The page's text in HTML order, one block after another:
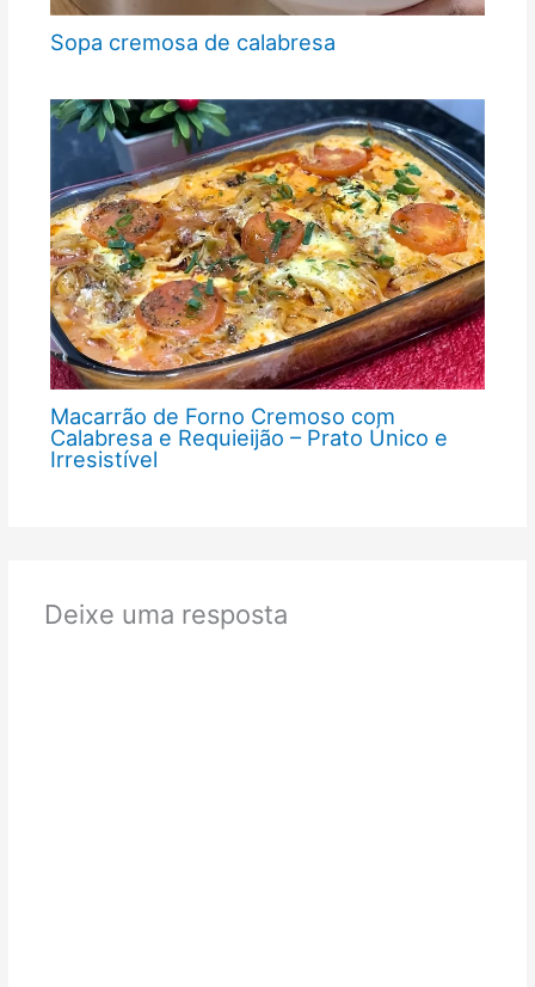
Sopa cremosa de calabresa
Macarrão de Forno Cremoso com
Calabresa e Requieijão – Prato Único e
Irresistível
Deixe uma resposta